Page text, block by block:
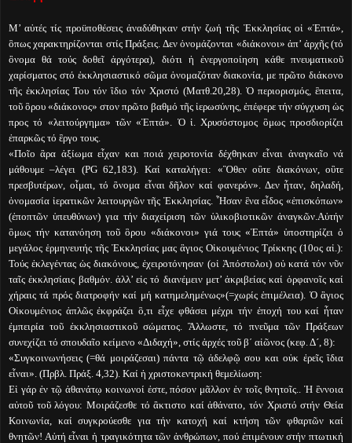
Μ’ αὐτές τίς προϋποθέσεις ἀναδύθηκαν στήν ζωή τῆς Ἐκκλησίας οἱ «Ἑπτά»,
ὃπως χαρακτηρίζονται στίς Πράξεις. Δεν ὀνομάζονται «διάκονοι» ἀπ’ ἀρχῆς (τό
ὂνομα θά τούς δοθεῖ ἀργότερα), διότι ἡ ἐνεργοποίηση κάθε πνευματικοῦ
χαρίσματος στό ἐκκλησιαστικό σῶμα ὀνομαζόταν διακονία, με πρῶτο διάκονο
τῆς ἐκκλησίας Του τόν ἲδιο τόν Χριστό (Ματθ.20,28). Ὁ περιορισμός, ἒπειτα,
τοῦ ὃρου «διάκονος» στον πρῶτο βαθμό τῆς ἱερωσύνης, ἐπέφερε τήν σύγχυση ὡς
προς τό «λειτούργημα» τῶν «Ἑπτά». Ὁ ἱ. Χρυσόστομος ὃμως προσδιορίζει
ἐπαρκῶς τό ἒργο τους.
«Ποῖο ἂρα ἀξίωμα εἶχαν και ποιά χειροτονία δέχθηκαν εἶναι ἀναγκαῖο νά
μάθουμε –λέγει (PG 62,183). Καί καταλήγει: «Ὃθεν οὒτε διακόνων, οὒτε
πρεσβυτέρων, οἶμαι, τό ὂνομα εἶναι δῆλον καί φανερόν». Δεν ἦταν, δηλαδή,
ὀνομασία ἱερατικῶν λειτουργῶν τῆς Ἐκκλησίας. Ἦσαν ἓνα εἶδος «ἐπισκόπων»
(ἐποπτῶν ὑπευθύνων) για τήν διαχείριση τῶν ὑλικοβιοτικῶν ἀναγκῶν.Αὐτήν
ὃμως τήν κατανόηση τοῦ ὃρου «διάκονοι» γιά τους «Ἑπτά» ὑποστηρίζει ὁ
μεγάλος ἑρμηνευτής τῆς Ἐκκλησίας μας ἃγιος Οἰκουμένιος Τρίκκης (10ος αἰ.):
Τούς ἐκλεγέντας ὡς διακόνους, ἐχειροτόνησαν (οἱ Ἀπόστολοι) οὐ κατά τόν νῦν
ταῖς ἐκκλησίαις βαθμόν. ἀλλ’ εἰς τό διανέμειν μετ’ ἀκριβείας καί ὀρφανοῖς καί
χήραις τά πρός διατροφήν καί μή κατημελημένως»(=χωρίς ἐπιμέλεια). Ὁ ἃγιος
Οἰκουμένιος ἁπλῶς ἐκφράζει ὃ,τι εἶχε φθάσει μέχρι τήν ἐποχή του καί ἦταν
ἐμπειρία τοῦ ἐκκλησιαστικοῦ σώματος. Ἂλλωστε, τό πνεῦμα τῶν Πράξεων
συνεχίζει τό σπουδαῖο κείμενο «Διδαχή», στίς ἀρχές τοῦ β΄ αἰῶνος (κεφ. Δ´, 8):
«Συγκοινωνήσεις (=θά μοιράζεσαι) πάντα τῷ ἀδελφῷ σου και οὐκ ἐρεῖς ἲδια
εἶναι». (Πρβλ. Πράξ. 4,32). Καί ἡ χριστοκεντρική θεμελίωση:
Εἰ γάρ ἐν τῷ ἀθανάτῳ κοινωνοί ἐστε, πόσον μᾶλλον ἐν τοῖς θνητοῖς.. Ἡ ἒννοια
αὐτοῦ τοῦ λόγου: Μοιράζεσθε τό ἂκτιστο καί ἀθάνατο, τόν Χριστό στήν Θεία
Κοινωνία, καί συγκρούεσθε για τήν κατοχή καί κτήση τῶν φθαρτῶν καί
θνητῶν! Αὐτή εἶναι ἡ τραγικότητα τῶν ἀνθρώπων, πού ἐπιμένουν στήν πτωτική